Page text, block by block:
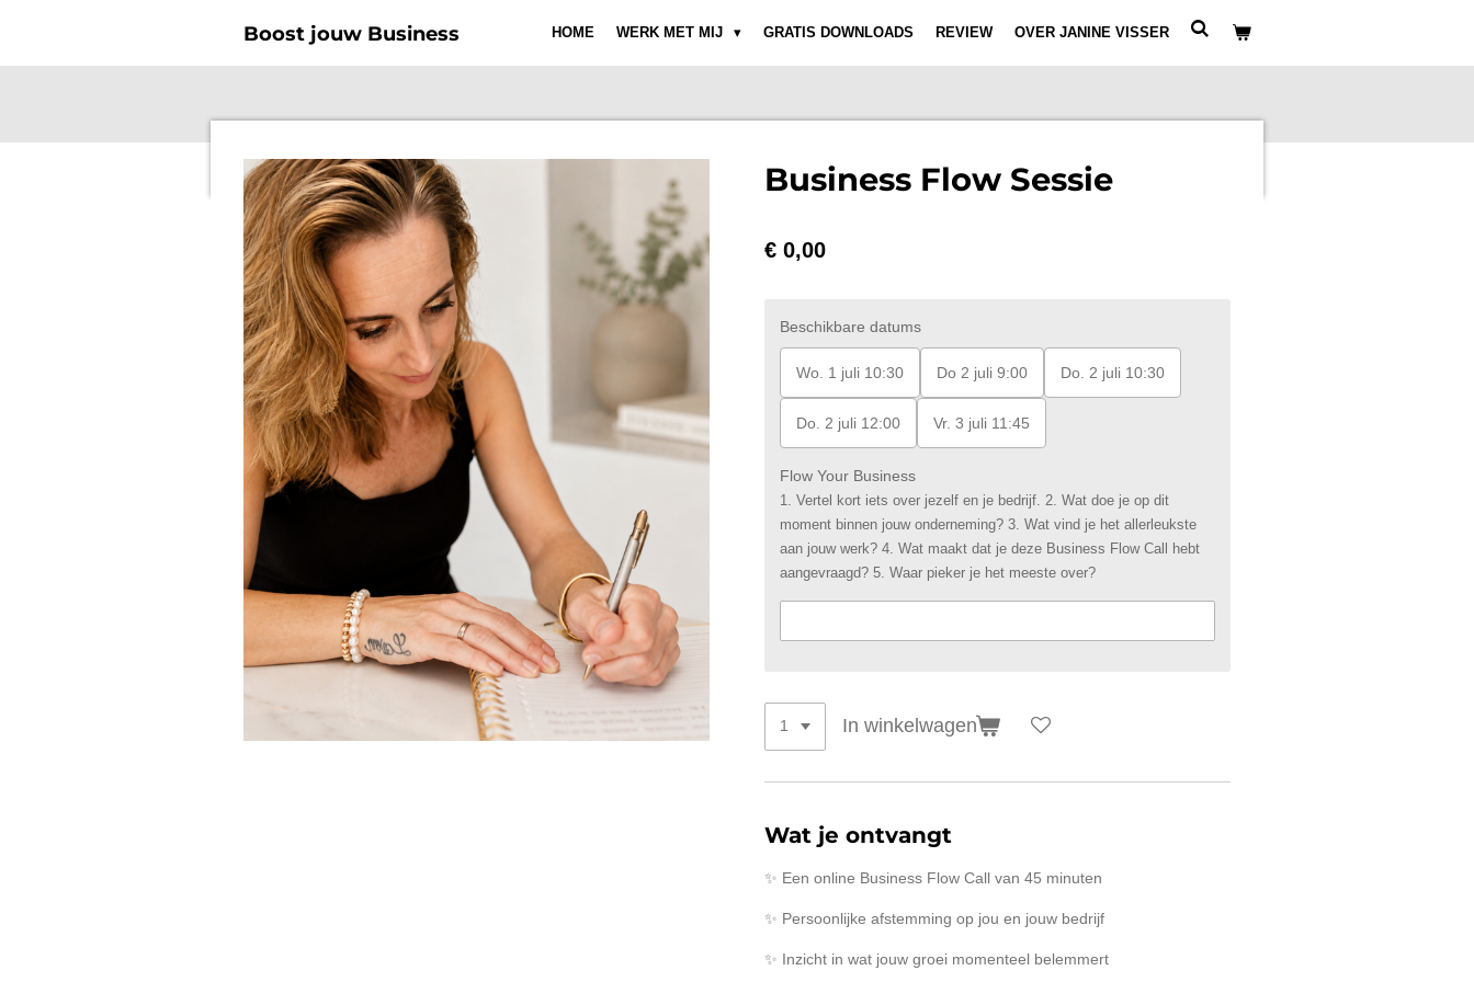
Boost jouw Business HOME WERK MET MIJ GRATIS DOWNLOADS REVIEW OVER JANINE VISSER
Business Flow Sessie
€ 0,00
Beschikbare datums
Wo. 1 juli 10:30 Do 2 juli 9:00 Do. 2 juli 10:30
Do. 2 juli 12:00 Vr. 3 juli 11:45
Flow Your Business
1. Vertel kort iets over jezelf en je bedrijf. 2. Wat doe je op dit
moment binnen jouw onderneming? 3. Wat vind je het allerleukste
aan jouw werk? 4. Wat maakt dat je deze Business Flow Call hebt
aangevraagd? 5. Waar pieker je het meeste over?
In winkelwagen
Wat je ontvangt
✨ Een online Business Flow Call van 45 minuten
✨ Persoonlijke afstemming op jou en jouw bedrijf
✨ Inzicht in wat jouw groei momenteel belemmert